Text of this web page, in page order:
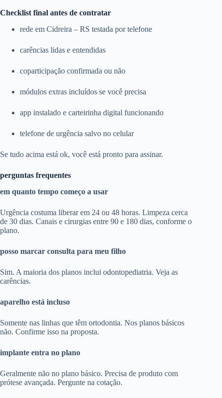
Checklist final antes de contratar
rede em Cidreira – RS testada por telefone
carências lidas e entendidas
coparticipação confirmada ou não
módulos extras incluídos se você precisa
app instalado e carteirinha digital funcionando
telefone de urgência salvo no celular
Se tudo acima está ok, você está pronto para assinar.
perguntas frequentes
em quanto tempo começo a usar
Urgência costuma liberar em 24 ou 48 horas. Limpeza cerca
de 30 dias. Canais e cirurgias entre 90 e 180 dias, conforme o
plano.
posso marcar consulta para meu filho
Sim. A maioria dos planos inclui odontopediatria. Veja as
carências.
aparelho está incluso
Somente nas linhas que têm ortodontia. Nos planos básicos
não. Confirme isso na proposta.
implante entra no plano
Geralmente não no plano básico. Precisa de produto com
prótese avançada. Pergunte na cotação.